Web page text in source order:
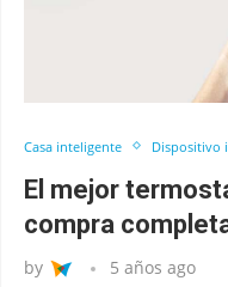
Casa inteligente Dispositivo
El mejor
compra
by 5 años ago